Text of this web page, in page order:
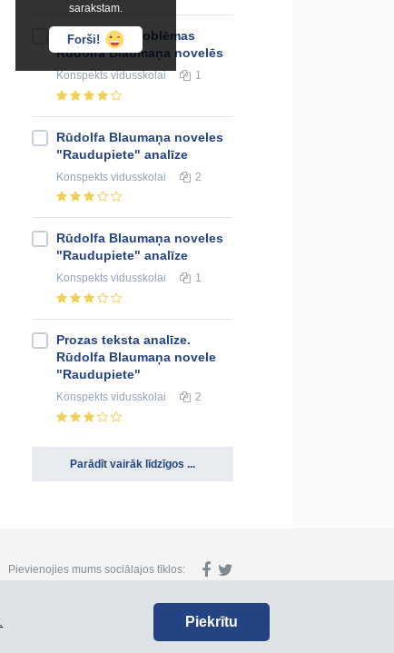
sarakstam.
Forši!
Personības problēmas
Rūdolfa Blaumaņa novelēs
Konspektsvidusskolai 1
Rūdolfa Blaumaņa noveles
"Raudupiete" analīze
Konspekts vidusskolai 2
Rūdolfa Blaumaņa noveles
"Raudupiete" analīze
Konspekts vidusskolai 1
Prozas teksta analīze.
Rūdolfa Blaumaņa novele
"Raudupiete"
Konspekts vidusskolai 2
Parādīt vairāk līdzīgos ...
Pievienojies mums sociālajos tīklos:
Piekrītu